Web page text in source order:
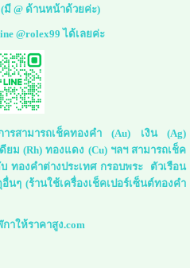
(มี @ ด้านหน้าด้วยค่ะ)
@rolex99 ได้เลยค่ะ
การสามารถเช็คทองคำ (Au) เงิน (Ag)
ม (Rh) ทองแดง (Cu) ฯลฯ สามารถเช็ค
ทองคำต่างประเทศ กรอบพระ ตัวเรือน
ๆ (ร้านใช้เครื่องเช็คเปอร์เซ็นต์ทองคำ
าให้ราคาสูง.com